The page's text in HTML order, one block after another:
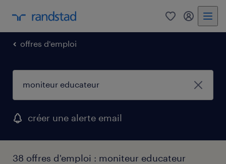
0 mon
offres d'emploi
créer une alerte email
38 offres d'emploi : moniteur educateur